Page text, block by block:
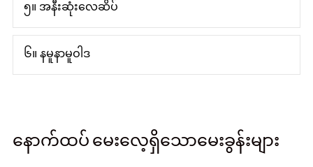
၅။ အနီးဆုံးလေဆိပ်
၆။ နမူနာမူဝါဒ
နောက်ထပ် မေးလေ့ရှိသောမေးခွန်းများ